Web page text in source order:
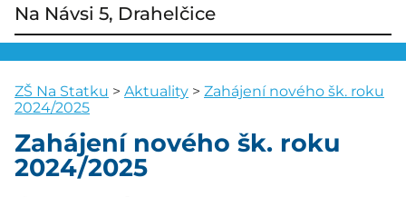
Na Návsi 5, Drahelčice
ZŠ Na Statku > Aktuality > Zahájení nového šk. roku
2024/2025
Zahájení nového šk. roku
2024/2025